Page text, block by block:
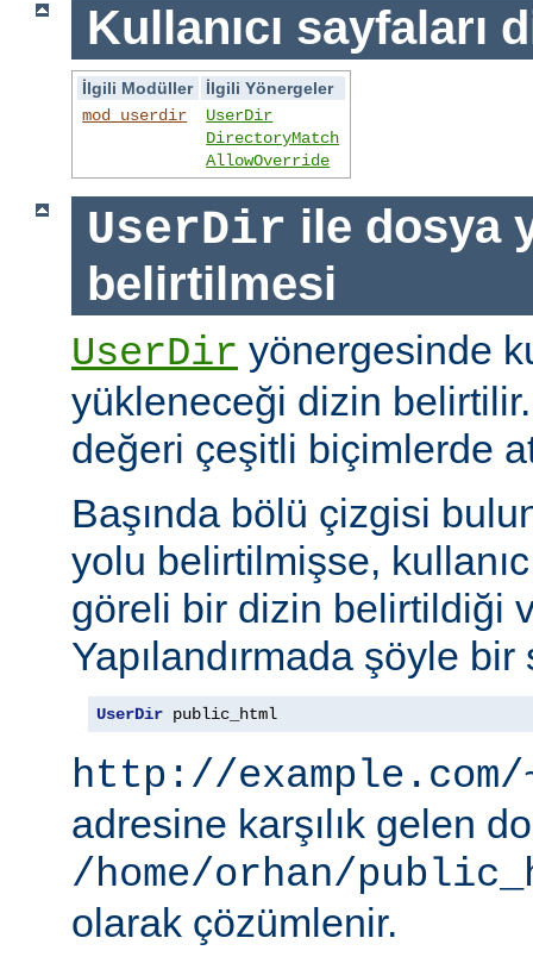
Kullanıcı sayfaları
İlgili Modüller
İlgili Yönergeler
mod_userdir
UserDir
DirectoryMatch
AllowOverride
UserDir ile dosya
belirtilmesi
UserDir yönergesinde
yükleneceği dizin
değeri çeşitli biçimlerde
Başında bölü çizgisi
yolu belirtilmişse,
göreli bir dizin belirtildiği
Yapılandırmada şöyle bir
UserDir public_html
http://example.com/
adresine karşılık gelen
/home/orhan/
olarak çözümlenir.